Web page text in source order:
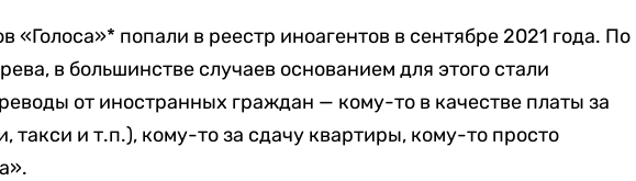
«Голоса»* попали в реестр иноагентов в сентябре 2021 года. По
в большинстве случаев основанием для этого стали
от иностранных граждан — кому-то в качестве платы за
такси и т.п.), кому-то за сдачу квартиры, кому-то просто